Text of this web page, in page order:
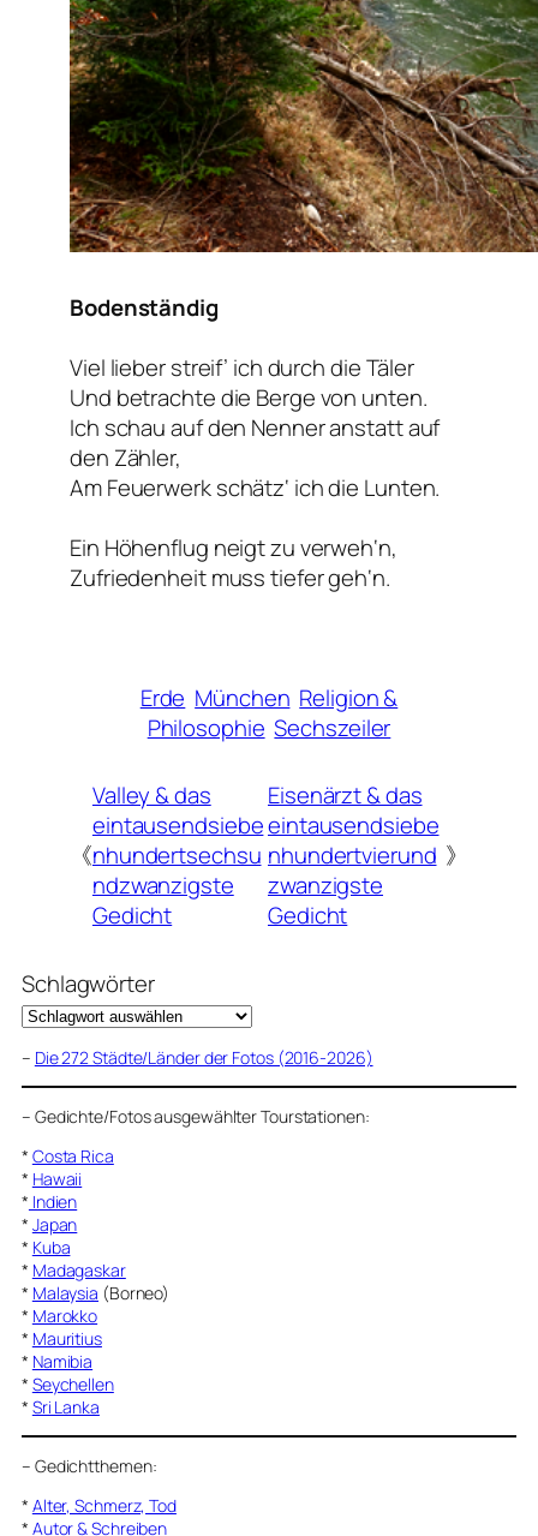
Bodenständig
Viel lieber streif’ ich durch die Täler
Und betrachte die Berge von unten.
Ich schau auf den Nenner anstatt auf
den Zähler,
Am Feuerwerk schätz‘ ich die Lunten.
Ein Höhenflug neigt zu verweh‘n,
Zufriedenheit muss tiefer geh‘n.
Erde München Religion &
Philosophie Sechszeiler
《
Valley & das
eintausendsiebe
nhundertsechsu
ndzwanzigste
Gedicht
Eisenärzt & das
eintausendsiebe
nhundertvierund
zwanzigste
Gedicht
》
Schlagwörter
– Die 272 Städte/Länder der Fotos (2016-2026)
– Gedichte/Fotos ausgewählter Tourstationen:
* Costa Rica
* Hawaii
* Indien
* Japan
* Kuba
* Madagaskar
* Malaysia (Borneo)
* Marokko
* Mauritius
* Namibia
* Seychellen
* Sri Lanka
– Gedichtthemen:
* Alter, Schmerz, Tod
* Autor & Schreiben